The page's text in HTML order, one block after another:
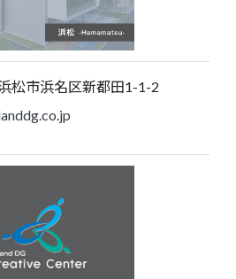
松市浜名区新都田1-1-2